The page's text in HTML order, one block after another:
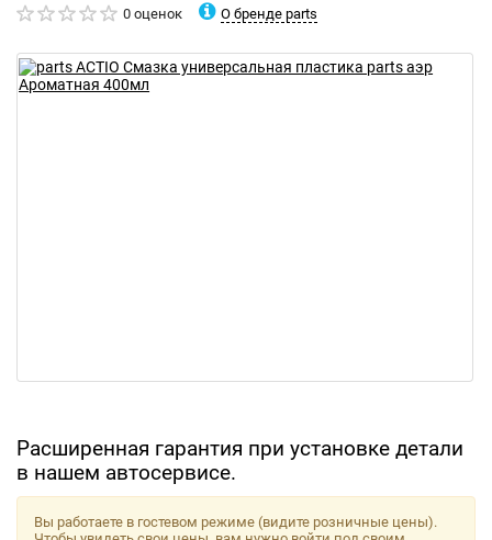
0 оценок О бренде parts
Расширенная гарантия при установке детали
в нашем автосервисе.
Вы работаете в гостевом режиме (видите розничные цены).